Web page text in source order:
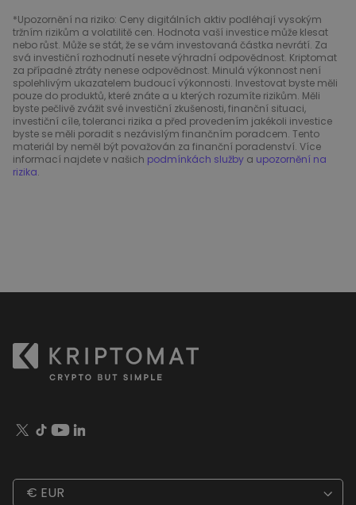
*Upozornění na riziko: Ceny digitálních aktiv podléhají vysokým
tržním rizikům a volatilitě cen. Hodnota vaší investice může klesat
nebo růst. Může se stát, že se vám investovaná částka nevrátí. Za
svá investiční rozhodnutí nesete výhradní odpovědnost. Kriptomat
za případné ztráty nenese odpovědnost. Minulá výkonnost není
spolehlivým ukazatelem budoucí výkonnosti. Investovat byste měli
pouze do produktů, které znáte a u kterých rozumíte rizikům. Měli
byste pečlivě zvážit své investiční zkušenosti, finanční situaci,
investiční cíle, toleranci rizika a před provedením jakékoli investice
byste se měli poradit s nezávislým finančním poradcem. Tento
materiál by neměl být považován za finanční poradenství. Více
informací najdete v našich podmínkách služby a upozornění na
rizika.
€ EUR